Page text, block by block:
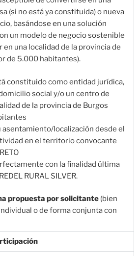
(si no está ya constituida) o nueva
basándose en una solución
un modelo de negocio sostenible
en una localidad de la provincia de
de 5.000 habitantes).
constituido como entidad jurídica,
social y/o un centro de
de la provincia de Burgos
asentamiento/localización desde el
en el territorio convocante
con la finalidad última
RURAL SILVER.
propuesta por solicitante (bien
o de forma conjunta con